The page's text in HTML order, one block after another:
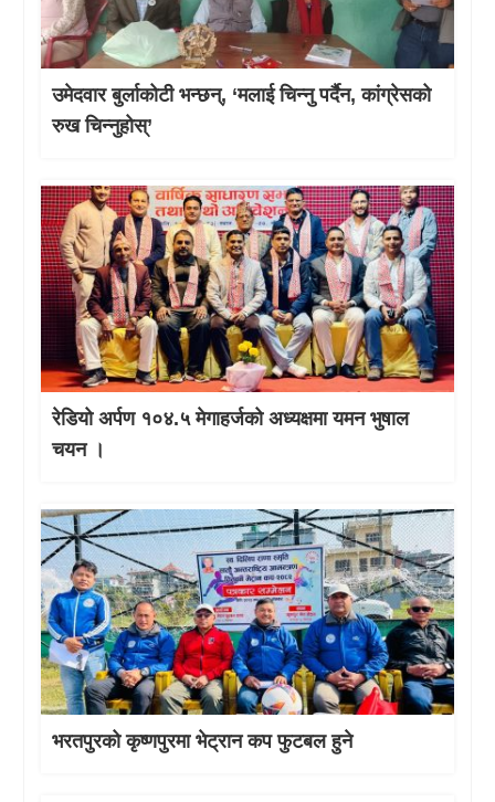
उमेदवार बुर्लाकोटी भन्छन्, ‘मलाई चिन्नु पर्दैन, कांग्रेसको
रुख चिन्नुहोस्’
रेडियो अर्पण १०४.५ मेगाहर्जको अध्यक्षमा यमन भुषाल
चयन ।
भरतपुरको कृष्णपुरमा भेट्रान कप फुटबल हुने